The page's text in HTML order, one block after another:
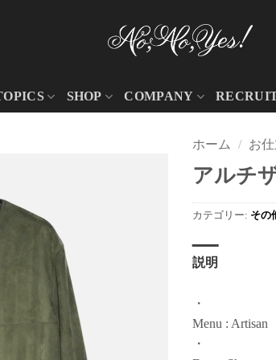
SHOP COMPANY
ホーム / お
アルチ
カテゴリー: その
説明
・
Menu : Artisan
・